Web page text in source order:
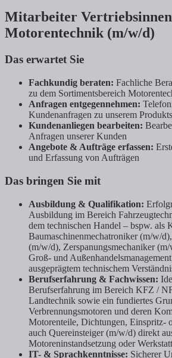
Mitarbeiter
Motorentechnik (m/w/d)
Das erwartet Sie
Fachkundig beraten: Fachliche
zu dem Sortimentsbereich
Anfragen entgegennehmen:
Kundenanfragen zu unserem
Kundenanliegen bearbeiten:
Anfragen unserer Kunden
Angebote & Aufträge erfassen:
und Erfassung von Aufträgen
Das bringen Sie mit
Ausbildung & Qualifikation:
Ausbildung im Bereich
dem technischen Handel – bspw. als
Baumaschinenmechatroniker (m/w/
(m/w/d), Zerspanungsmechaniker
Groß- und
ausgeprägtem technischem
Berufserfahrung & Fachwissen:
Berufserfahrung im Bereich KFZ /
Landtechnik sowie ein fundiertes
Verbrennungsmotoren und deren
Motorenteile, Dichtungen, Einspritz-
auch Quereinsteiger (m/w/d) direkt
Motoreninstandsetzung oder
IT- & Sprachkenntnisse: Sicherer